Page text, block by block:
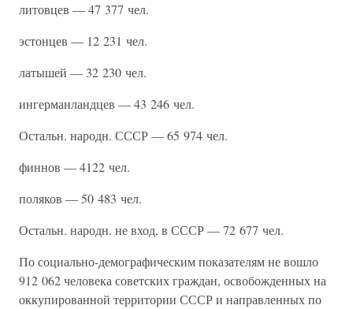
литовцев — 47 377 чел.
эстонцев — 12 231 чел.
латышей — 32 230 чел.
ингерманландцев — 43 246 чел.
Остальн. народн. СССР — 65 974 чел.
финнов — 4122 чел.
поляков — 50 483 чел.
Остальн. народн. не вход, в СССР — 72 677 чел.
По социально-демографическим показателям не вошло
912 062 человека советских граждан, освобожденных на
оккупированной территории СССР и направленных по